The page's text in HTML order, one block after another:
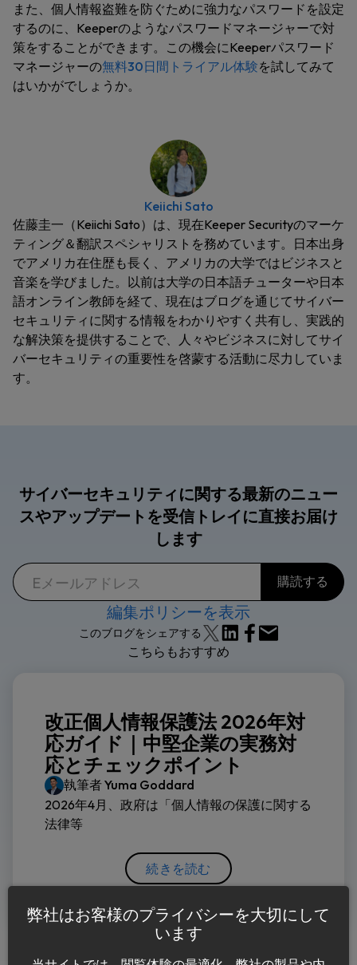
また、個人情報盗難を防ぐために強力なパスワードを設定
するのに、Keeperのようなパスワードマネージャーで対
策をすることができます。この機会にKeeperパスワード
マネージャーの無料30日間トライアル体験を試してみて
はいかがでしょうか。
Keiichi Sato
佐藤圭一（Keiichi Sato）は、現在Keeper Securityのマーケ
ティング＆翻訳スペシャリストを務めています。日本出身
でアメリカ在住歴も長く、アメリカの大学ではビジネスと
音楽を学びました。以前は大学の日本語チューターや日本
語オンライン教師を経て、現在はブログを通じてサイバー
セキュリティに関する情報をわかりやすく共有し、実践的
な解決策を提供することで、人々やビジネスに対してサイ
バーセキュリティの重要性を啓蒙する活動に尽力していま
す。
サイバーセキュリティに関する最新のニュー
スやアップデートを受信トレイに直接お届け
します
編集ポリシーを表示
このブログをシェアする
こちらもおすすめ
改正個人情報保護法 2026年対
応ガイド｜中堅企業の実務対
応とチェックポイント
執筆者Yuma Goddard
2026年4月、政府は「個人情報の保護に関する
法律等
続きを読む
弊社はお客様のプライバシーを大切にして
います